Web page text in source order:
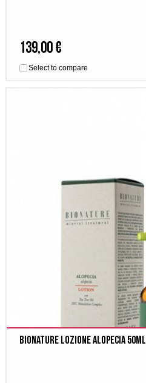
139,00 €
Select to compare
Bionature Lozione Alopecia 50ml